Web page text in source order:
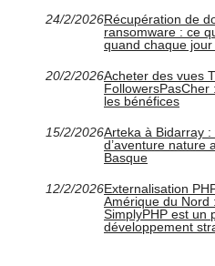
24/2/2026Récupération de
ransomware : ce
quand chaque
20/2/2026Acheter des vues
FollowersPasCher
les bénéfices
15/2/2026Arteka à Bidarray
d’aventure nature
Basque
12/2/2026Externalisation
Amérique du Nord
SimplyPHP est un
développement